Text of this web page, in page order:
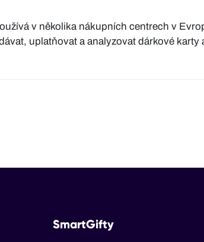
v několika nákupních centrech v
uplatňovat a analyzovat dárkové
SmartGifty